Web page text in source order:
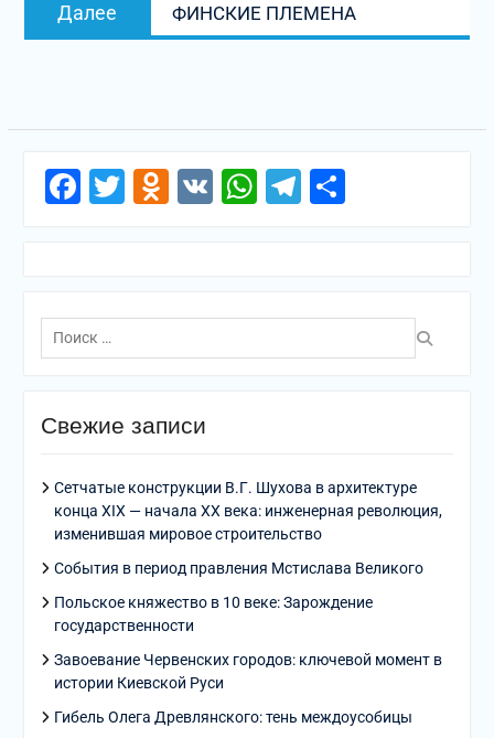
Далее
запись:
ФИНСКИЕ ПЛЕМЕНА
Facebook
Twitter
Odnoklassniki
VKWhatsApp
Telegram
Поиск
по:
Свежие записи
Сетчатые конструкции В.Г. Шухова в архитектуре
конца XIX — начала XX века: инженерная революция,
изменившая мировое строительство
События в период правления Мстислава Великого
Польское княжество в 10 веке: Зарождение
государственности
Завоевание Червенских городов: ключевой момент в
истории Киевской Руси
Гибель Олега Древлянского: тень междоусобицы